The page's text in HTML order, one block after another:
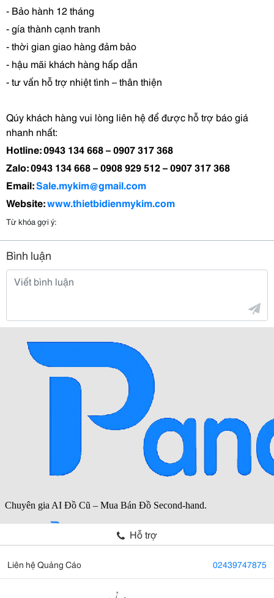
- Bảo hành 12 tháng
- gía thành cạnh tranh
- thời gian giao hàng đảm bảo
- hậu mãi khách hàng hấp dẫn
- tư vấn hỗ trợ nhiệt tình – thân thiện
Qúy khách hàng vui lòng liên hệ để được hỗ trợ báo giá
nhanh nhất:
Hotline: 0943 134 668 – 0907 317 368
Zalo: 0943 134 668 – 0908 929 512 – 0907 317 368
Email:Sale.mykim@gmail.com
Website:www.thietbidienmykim.com
Từ khóa gợi ý:
Bình luận
Hỗ trợ
Liên hệ Quảng Cáo 02439747875